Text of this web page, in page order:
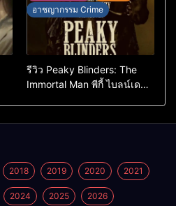
อาชญากรรม Crime
รีวิว Peaky Blinders: The
Immortal Man พีกี้ ไบลน์เด
2018 2019 2020 2021
2024 2025 2026